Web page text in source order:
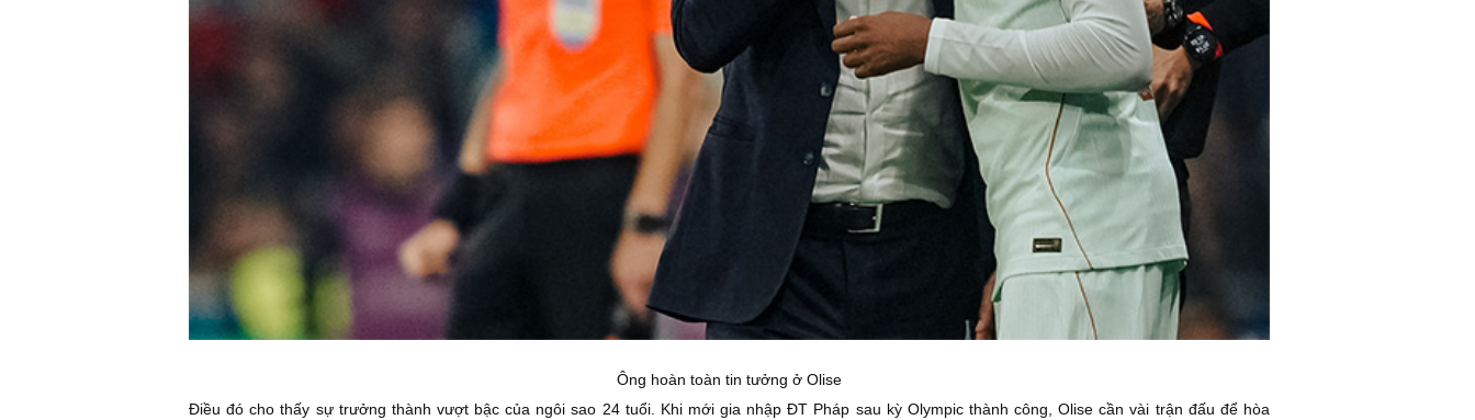
Ông hoàn toàn tin tưởng ở Olise
Điều đó cho thấy sự trưởng thành vượt bậc của ngôi sao 24 tuổi. Khi mới gia nhập ĐT Pháp sau kỳ Olympic thành công, Olise cần vài trận đấu để hòa